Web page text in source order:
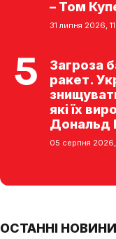
– Том
31 липня 2026,
Загроза
ракет.
які їх
Дональд
05 серпня 2026,
ОСТАННІ НОВИНИ